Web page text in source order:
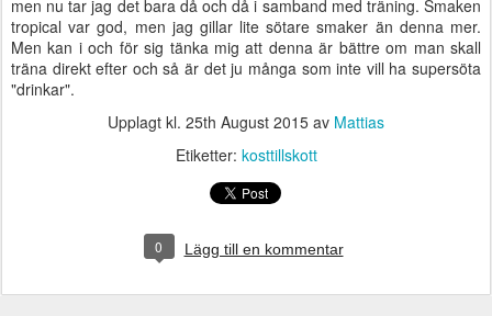
men nu tar jag det bara då och då i samband med träning. Smaken
tropical var god, men jag gillar lite sötare smaker än denna mer.
Men kan i och för sig tänka mig att denna är bättre om man skall
träna direkt efter och så är det ju många som inte vill ha supersöta
"drinkar".
Upplagt kl. 25th August 2015 av Mattias
Etiketter: kosttillskott
0 Lägg till en kommentar